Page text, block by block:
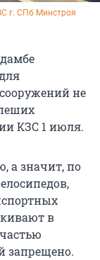
г. СПб Минстроя
не
КЗС 1 июля.
а значит, по
в
запрещено.